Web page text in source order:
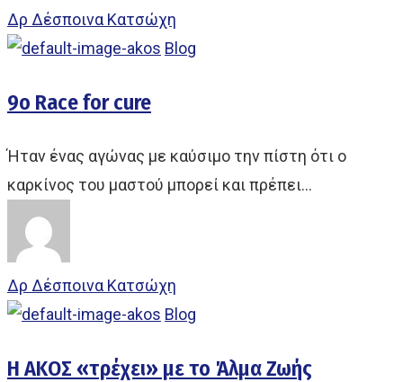
Δρ Δέσποινα Κατσώχη
Blog
9ο Race for cure
Ήταν ένας αγώνας με καύσιμο την πίστη ότι ο
καρκίνος του μαστού μπορεί και πρέπει…
Δρ Δέσποινα Κατσώχη
Blog
Η ΑΚΟΣ «τρέχει» με το Άλμα Ζωής